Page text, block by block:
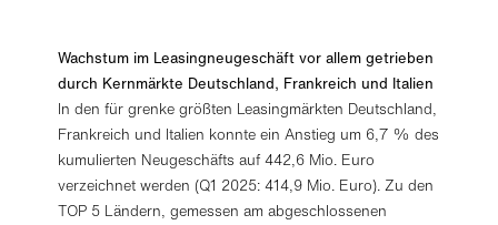
Wachstum im Leasingneugeschäft vor allem getrieben
durch Kernmärkte Deutschland, Frankreich und Italien
In den für grenke größten Leasingmärkten Deutschland,
Frankreich und Italien konnte ein Anstieg um 6,7 % des
kumulierten Neugeschäfts auf 442,6 Mio. Euro
verzeichnet werden (Q1 2025: 414,9 Mio. Euro). Zu den
TOP 5 Ländern, gemessen am abgeschlossenen